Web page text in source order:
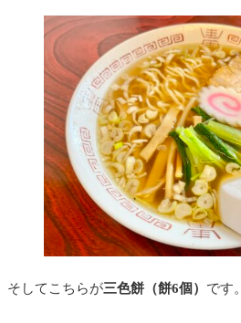
そしてこちらが三色餅（餅6個） です。